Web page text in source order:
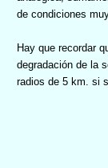
de condiciones
Hay que recordar
degradación de la
radios de 5 km. si